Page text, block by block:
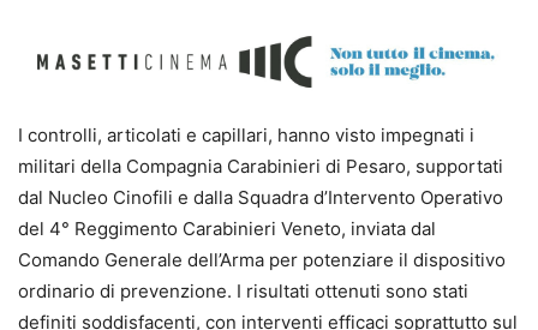
I controlli, articolati e capillari, hanno visto impegnati i
militari della Compagnia Carabinieri di Pesaro, supportati
dal Nucleo Cinofili e dalla Squadra d’Intervento Operativo
del 4° Reggimento Carabinieri Veneto, inviata dal
Comando Generale dell’Arma per potenziare il dispositivo
ordinario di prevenzione. I risultati ottenuti sono stati
definiti soddisfacenti, con interventi efficaci soprattutto sul